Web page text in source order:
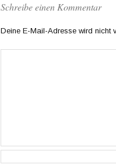
Schreibe einen Kommentar
Deine E-Mail-Adresse wird nicht